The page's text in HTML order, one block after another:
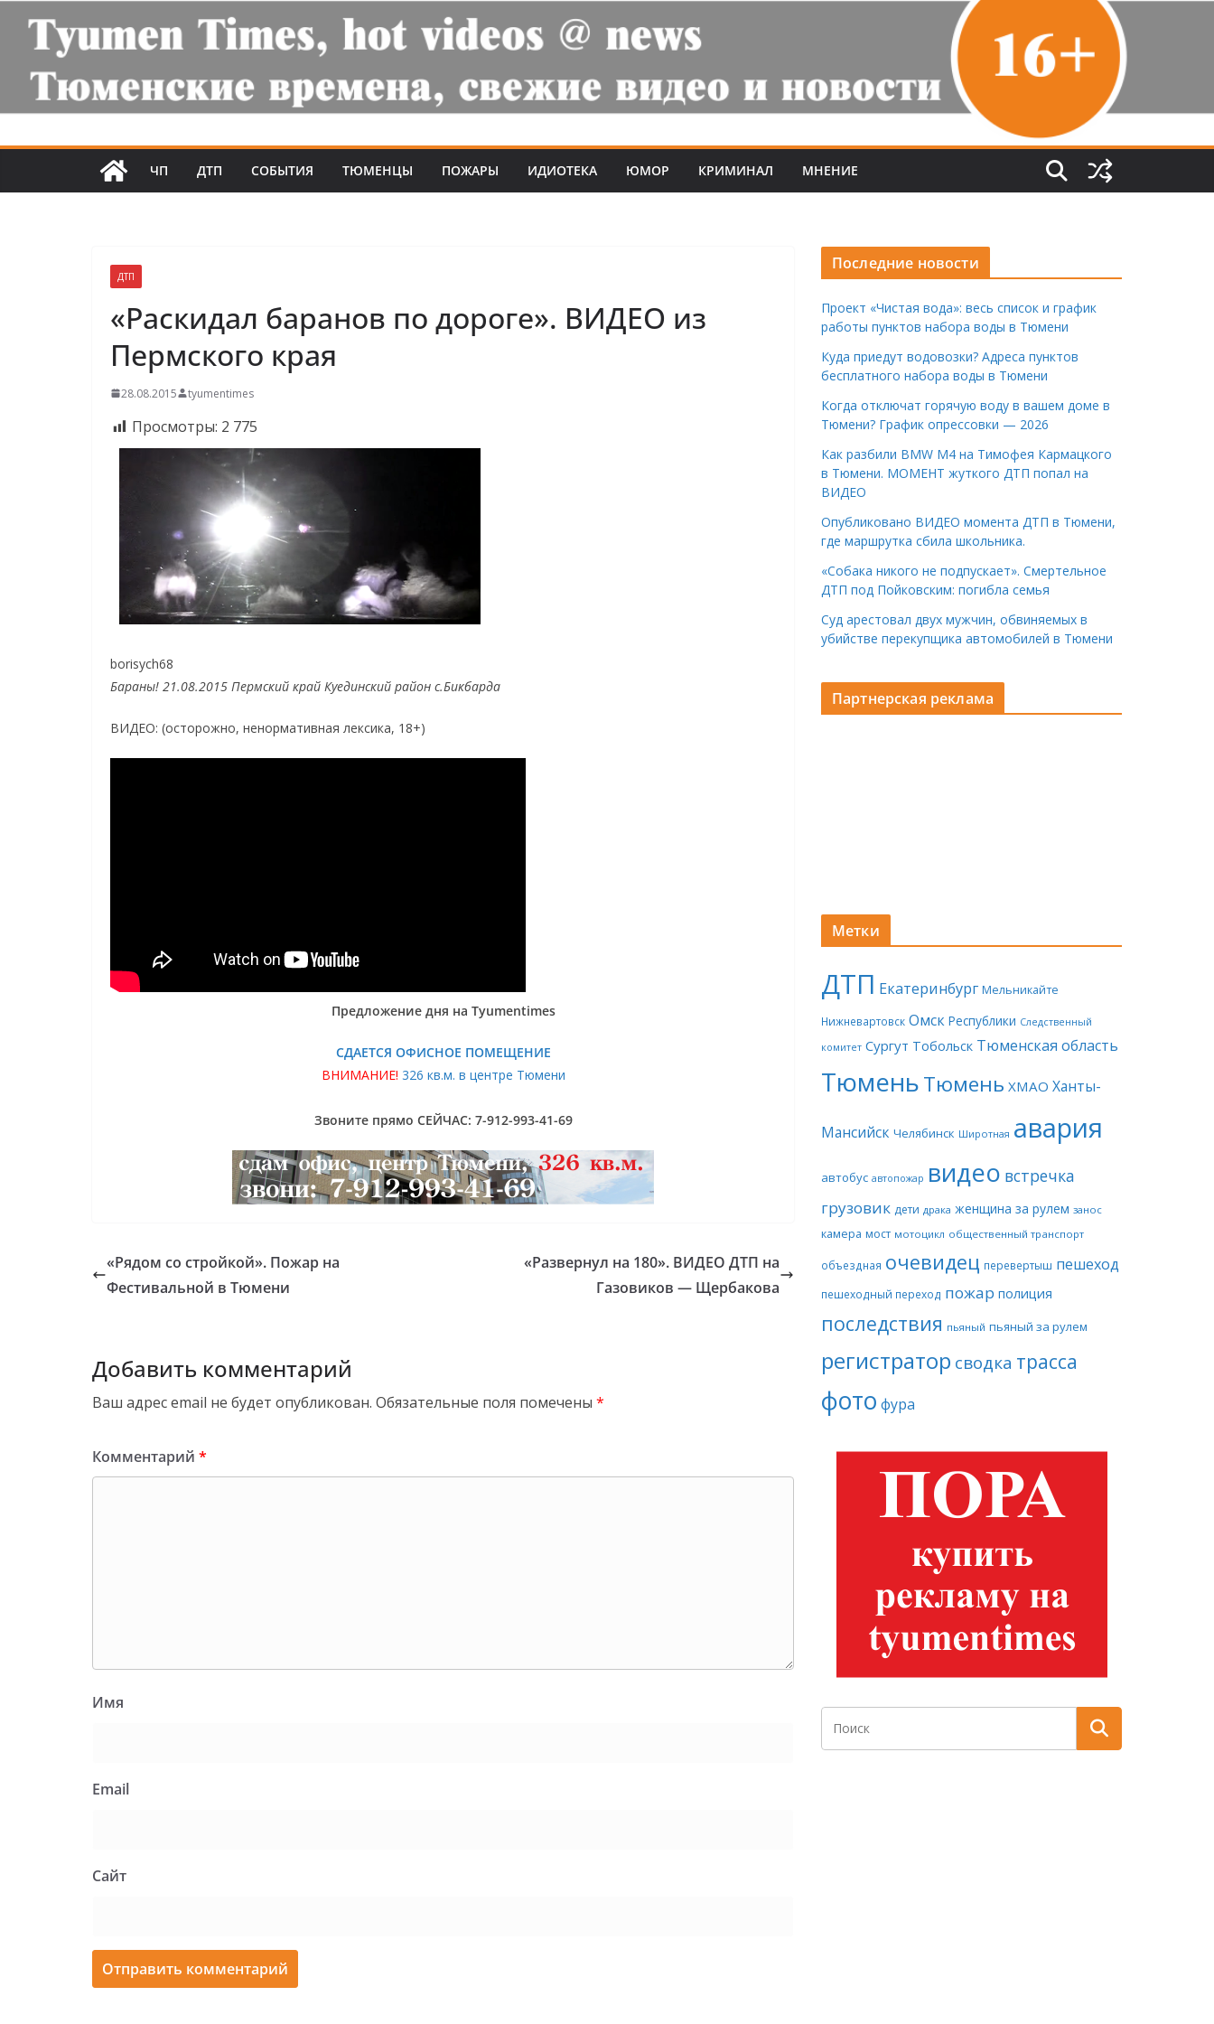
ЧП ДТП СОБЫТИЯ ТЮМЕНЦЫ ПОЖАРЫ ИДИОТЕКА ЮМОР КРИМИНАЛ МНЕНИЕ
ДТП
«Раскидал баранов по дороге». ВИДЕО из
Пермского края
28.08.2015 tyumentimes
Просмотры: 2 775
borisych68
Бараны! 21.08.2015 Пермский край Куединский район с.Бикбарда
ВИДЕО: (осторожно, ненормативная лексика, 18+)
Предложение дня на Tyumentimes
СДАЕТСЯ ОФИСНОЕ ПОМЕЩЕНИЕ
ВНИМАНИЕ! 326 кв.м. в центре Тюмени
Звоните прямо СЕЙЧАС: 7-912-993-41-69
«Рядом со стройкой». Пожар на
Фестивальной в Тюмени
«Развернул на 180». ВИДЕО ДТП на
Газовиков — Щербакова
Добавить комментарий
Ваш адрес email не будет опубликован. Обязательные поля помечены *
Комментарий *
Имя
Email
Сайт
Последние новости
Проект «Чистая вода»: весь список и график
работы пунктов набора воды в Тюмени
Куда приедут водовозки? Адреса пунктов
бесплатного набора воды в Тюмени
Когда отключат горячую воду в вашем доме в
Тюмени? График опрессовки — 2026
Как разбили BMW M4 на Тимофея Кармацкого
в Тюмени. МОМЕНТ жуткого ДТП попал на
ВИДЕО
Опубликовано ВИДЕО момента ДТП в Тюмени,
где маршрутка сбила школьника.
«Собака никого не подпускает». Смертельное
ДТП под Пойковским: погибла семья
Суд арестовал двух мужчин, обвиняемых в
убийстве перекупщика автомобилей в Тюмени
Партнерская реклама
Метки
ДТП Екатеринбург Мельникайте
Нижневартовск Омск Республики Следственный
комитет Сургут Тобольск Тюменская область
ТюменьТюмень ХМАО Ханты-
Мансийск Челябинск Широтная авария
автобус автопожар видео встречка
грузовик дети драка женщина за рулем занос
камера мост мотоцикл общественный транспорт
объездная очевидец перевертыш пешеход
пешеходный переход пожар полиция
последствия пьяный пьяный за рулем
регистратор сводка трасса
фото фура